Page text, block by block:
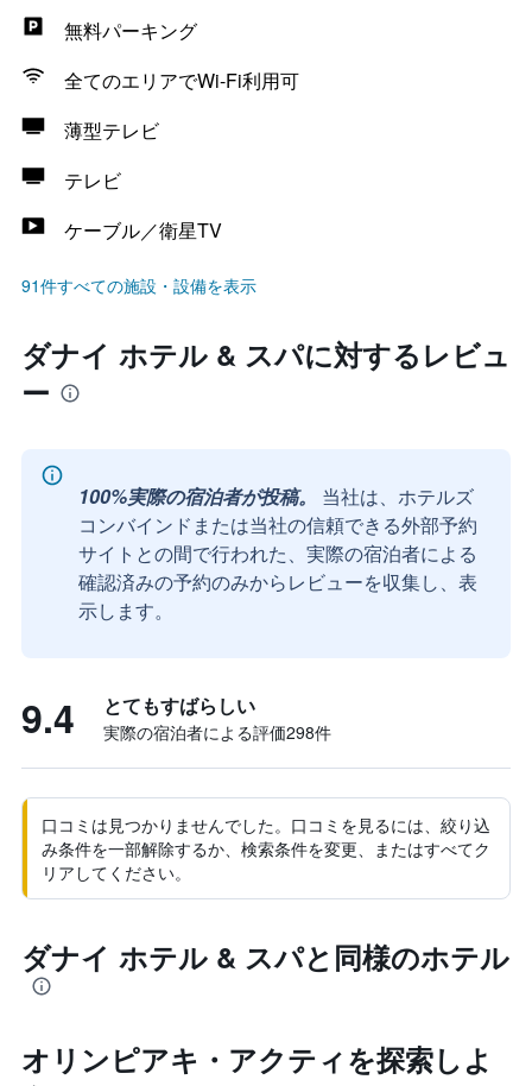
無料パーキング
全てのエリアでWi-Fi利用可
薄型テレビ
テレビ
ケーブル／衛星TV
91件すべての施設・設備を表示
ダナイ ホテル & スパに対するレビュ
ー
100%実際の宿泊者が投稿。
当社は、ホテルズ
コンバインドまたは当社の信頼できる外部予約
サイトとの間で行われた、実際の宿泊者による
確認済みの予約のみからレビューを収集し、表
示します。
9.4 とてもすばらしい
実際の宿泊者による評価298​件
口コミは見つかりませんでした。口コミを見るには、絞り込
み条件を一部解除するか、検索条件を変更、またはすべてク
リアしてください。
ダナイ ホテル & スパと同様のホテル
オリンピアキ・アクティ​を探索しよ